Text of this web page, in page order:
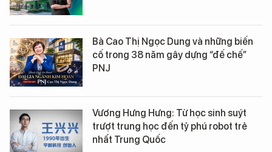
Bà Cao Thị Ngọc Dung và những biến
cố trong 38 năm gây dựng “đế chế”
PNJ
Vương Hưng Hưng: Từ học sinh suýt
trượt trung học đến tỷ phú robot trẻ
nhất Trung Quốc